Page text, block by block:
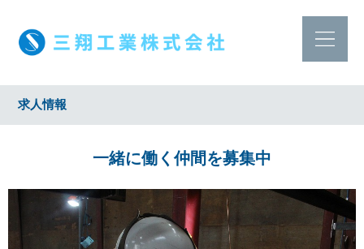
求人情報
一緒に働く仲間を募集中